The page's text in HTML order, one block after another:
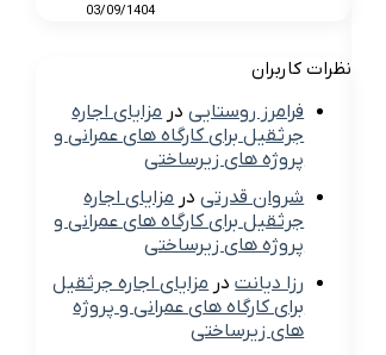
03/09/1404
نظرات کاربران
فرامرز روستاییدر مزایای اجاره
جرثقیل برای کارگاه های عمرانی و
پروژه های زیرساختی
شروان قدرتیدر مزایای اجاره
جرثقیل برای کارگاه های عمرانی و
پروژه های زیرساختی
رزا دیانتدر مزایای اجاره جرثقیل
برای کارگاه های عمرانی و پروژه
های زیرساختی